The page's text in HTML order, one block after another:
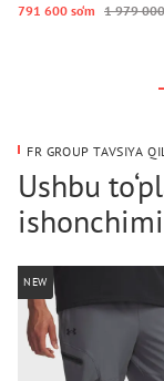
791 600 so‘m 1 979 000
FR GROUP TAVSIYA
Ushbu
NEW